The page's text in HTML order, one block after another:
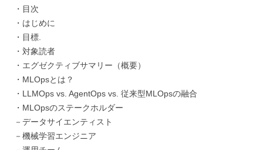
・目次
・はじめに
・目標.
・対象読者
・エグゼクティブサマリー（概要）
・MLOpsとは？
・LLMOps vs. AgentOps vs. 従来型MLOpsの融合
・MLOpsのステークホルダー
－データサイエンティスト
－機械学習エンジニア